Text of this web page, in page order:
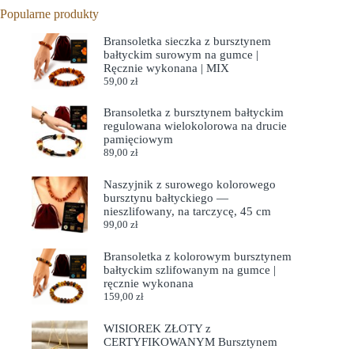
Popularne produkty
Bransoletka sieczka z bursztynem
bałtyckim surowym na gumce |
Ręcznie wykonana | MIX
59,00 zł
Bransoletka z bursztynem bałtyckim
regulowana wielokolorowa na drucie
pamięciowym
89,00 zł
Naszyjnik z surowego kolorowego
bursztynu bałtyckiego —
nieszlifowany, na tarczycę, 45 cm
99,00 zł
Bransoletka z kolorowym bursztynem
bałtyckim szlifowanym na gumce |
ręcznie wykonana
159,00 zł
WISIOREK ZŁOTY z
CERTYFIKOWANYM Bursztynem